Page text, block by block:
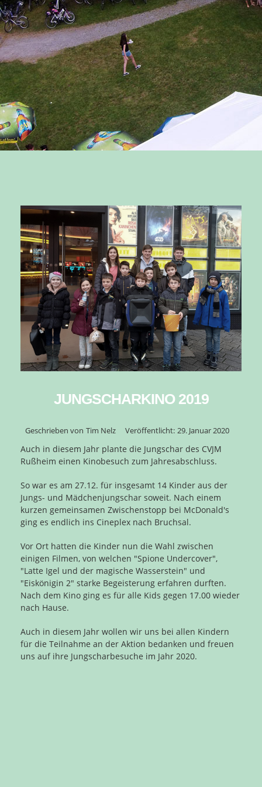
JUNGSCHARKINO 2019
Geschrieben von Tim Nelz Veröffentlicht: 29. Januar 2020
Auch in diesem Jahr plante die Jungschar des CVJM
Rußheim einen Kinobesuch zum Jahresabschluss.
So war es am 27.12. für insgesamt 14 Kinder aus der
Jungs- und Mädchenjungschar soweit. Nach einem
kurzen gemeinsamen Zwischenstopp bei McDonald's
ging es endlich ins Cineplex nach Bruchsal.
Vor Ort hatten die Kinder nun die Wahl zwischen
einigen Filmen, von welchen "Spione Undercover",
"Latte Igel und der magische Wasserstein" und
"Eiskönigin 2" starke Begeisterung erfahren durften.
Nach dem Kino ging es für alle Kids gegen 17.00 wieder
nach Hause.
Auch in diesem Jahr wollen wir uns bei allen Kindern
für die Teilnahme an der Aktion bedanken und freuen
uns auf ihre Jungscharbesuche im Jahr 2020.